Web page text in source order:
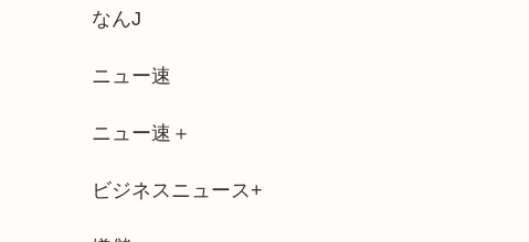
なんJ
ニュー速
ニュー速＋
ビジネスニュース+